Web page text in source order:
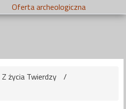
Oferta archeologiczna
Z życia Twierdzy /